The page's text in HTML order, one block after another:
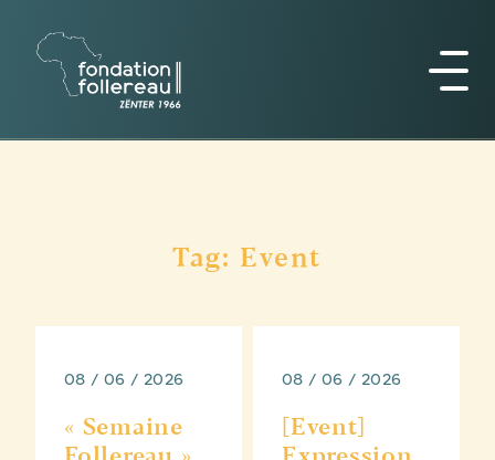
Tag: Event
08 / 06 / 2026
« Semaine
08 / 06 / 2026
[Event]